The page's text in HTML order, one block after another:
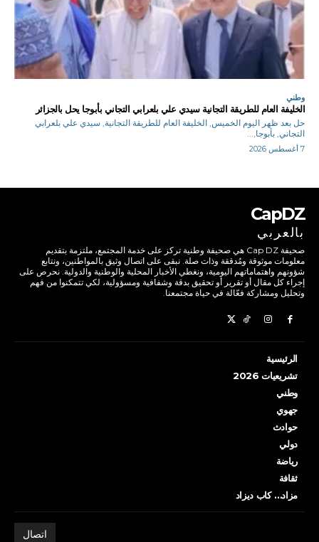
وطني
الخليفة العام للطريقة التجانية سيدي علي بلعرابي التجاني بأبوجا يحل بالجزائر
حل بعد ظهر اليوم الخميس, الخليفة العام للطريقة التجانية, سيدي علي بلعرابي
التجاني, بأبوجا,...
7 أغسطس 2026
CapDZ
بالعربي
صحيفة Cap DZ هي صحيفة وطنية تركز على خدمة المجتمع، ملتزمة بتقديم
معلومات موثوقة ومُدققة وذات صلة. نبقى على اتصال وثيق بالمواطنين، ونتابع
شؤونهم واهتماماتهم اليومية، ونغطي الأخبار المحلية والوطنية والدولية. نحرص على
إجراء كل مقال أو تقرير أو تحقيق بدقة وشفافية ومسؤولية، لكي تتمكنوا من فهم
وتحليل ومشاركة فعّالة في حياة مجتمعنا.
الرئيسية
تشريعيات 2026
وطني
جهوي
حوادث
دولي
رياضة
ثقافة
مزاد… كاب ديزاد
اتصال